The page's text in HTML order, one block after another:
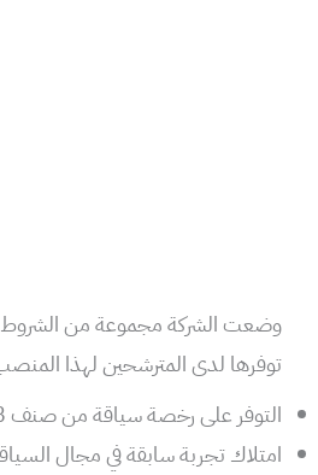
وضعت الشركة مجموعة من الشروط
توفرها لدى المترشحين لهذا
التوفر على رخصة سياقة من صنف B سارية المفعول.
امتلاك تجربة سابقة في مجال السياقة